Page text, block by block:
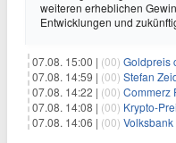
weiteren erheblichen
Entwicklungen und
07.08. 15:00 | (00) Goldpreis
07.08. 14:59 | (00) Stefan Zeidler:
07.08. 14:22 | (00) Commerz
07.08. 14:08 | (00) Krypto-
07.08. 14:06 | (00) Volksbank